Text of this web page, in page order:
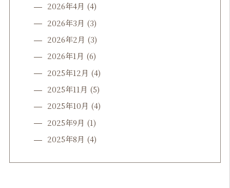
2026年4月 (4)
2026年3月 (3)
2026年2月 (3)
2026年1月 (6)
2025年12月 (4)
2025年11月 (5)
2025年10月 (4)
2025年9月 (1)
2025年8月 (4)